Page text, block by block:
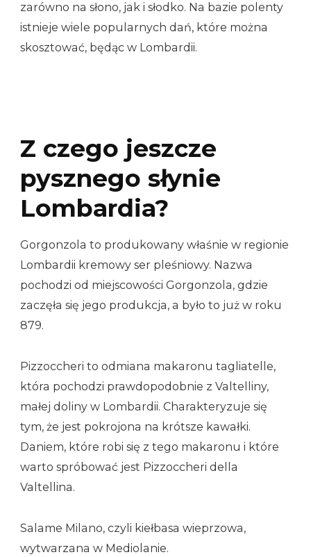
zarówno na słono, jak i słodko. Na bazie polenty
istnieje wiele popularnych dań, które można
skosztować, będąc w Lombardii.
Z czego jeszcze
pysznego słynie
Lombardia?
Gorgonzola to produkowany właśnie w regionie
Lombardii kremowy ser pleśniowy. Nazwa
pochodzi od miejscowości Gorgonzola, gdzie
zaczęła się jego produkcja, a było to już w roku
879.
Pizzoccheri to odmiana makaronu tagliatelle,
która pochodzi prawdopodobnie z Valtelliny,
małej doliny w Lombardii. Charakteryzuje się
tym, że jest pokrojona na krótsze kawałki.
Daniem, które robi się z tego makaronu i które
warto spróbować jest Pizzoccheri della
Valtellina.
Salame Milano, czyli kiełbasa wieprzowa,
wytwarzana w Mediolanie.